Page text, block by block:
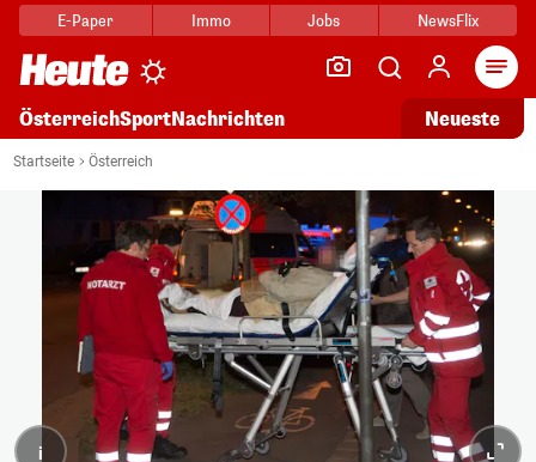
E-Paper Immo Jobs NewsFlix
ÖsterreichSportNachrichten Neueste
Startseite Österreich
i